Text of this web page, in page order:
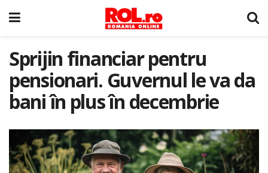
Sprijin financiar pentru
pensionari. Guvernul le va da
bani în plus în decembrie